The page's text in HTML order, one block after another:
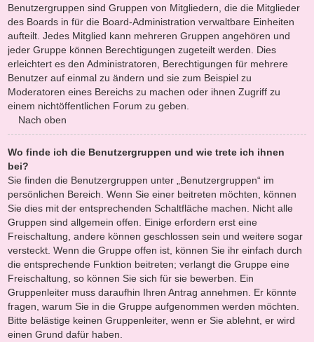
Benutzergruppen sind Gruppen von Mitgliedern, die die Mitglieder
des Boards in für die Board-Administration verwaltbare Einheiten
aufteilt. Jedes Mitglied kann mehreren Gruppen angehören und
jeder Gruppe können Berechtigungen zugeteilt werden. Dies
erleichtert es den Administratoren, Berechtigungen für mehrere
Benutzer auf einmal zu ändern und sie zum Beispiel zu
Moderatoren eines Bereichs zu machen oder ihnen Zugriff zu
einem nichtöffentlichen Forum zu geben.
Nach oben
Wo finde ich die Benutzergruppen und wie trete ich ihnen
bei?
Sie finden die Benutzergruppen unter „Benutzergruppen“ im
persönlichen Bereich. Wenn Sie einer beitreten möchten, können
Sie dies mit der entsprechenden Schaltfläche machen. Nicht alle
Gruppen sind allgemein offen. Einige erfordern erst eine
Freischaltung, andere können geschlossen sein und weitere sogar
versteckt. Wenn die Gruppe offen ist, können Sie ihr einfach durch
die entsprechende Funktion beitreten; verlangt die Gruppe eine
Freischaltung, so können Sie sich für sie bewerben. Ein
Gruppenleiter muss daraufhin Ihren Antrag annehmen. Er könnte
fragen, warum Sie in die Gruppe aufgenommen werden möchten.
Bitte belästige keinen Gruppenleiter, wenn er Sie ablehnt, er wird
einen Grund dafür haben.